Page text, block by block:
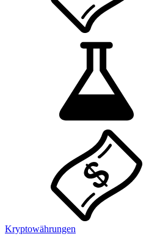
Kryptowährungen